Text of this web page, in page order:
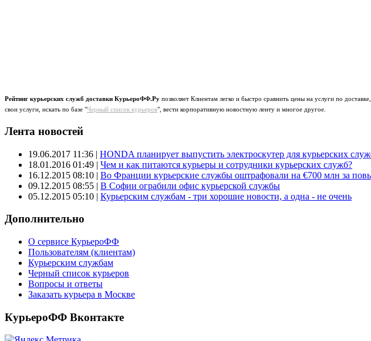
Рейтинг курьерских служб доставки КурьероФФ.Ру позволяет Клиентам легко и быстро сравнить цены на услуги по
свои услуги, искать по базе "Черный список курьеров", вести корпоративную новостную ленту и многое другое.
Лента новостей
19.06.2017 11:36 | HONDA планирует выпустить электроскутер для курьерских
18.01.2016 01:49 | Чем и как питаются курьеры и сотрудники курьерских служб?
16.12.2015 08:10 | Во Франции курьерские службы оштрафовали на €700 млн за
09.12.2015 08:55 | В Софии ограбили офис курьерской службы
05.12.2015 05:10 | Курьерским службам - три хорошие новости, а одна - не очень
Дополнительно
О сервисе КурьероФФ
Пользователям (клиентам)
Курьерским службам
Черный список курьеров
Вопросы и ответы
Заказать курьера в Москве
КурьероФФ Вконтакте